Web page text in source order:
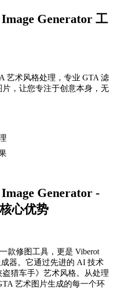
Generator 工
艺术风格处理，专业 GTA 滤
，让您专注于创意本身，无
Generator -
心优势
款修图工具，更是 Viberot
器。它通过先进的 AI 技术
猎车手》艺术风格。从处理
艺术图片生成的每一个环